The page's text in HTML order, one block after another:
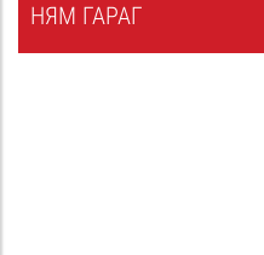
НЯМ ГАРАГ